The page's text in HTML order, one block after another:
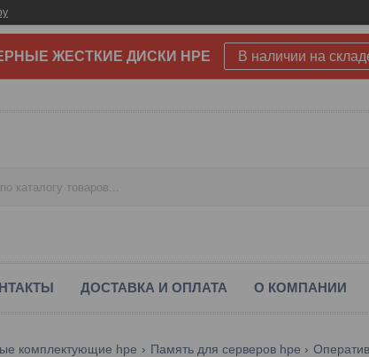
ЖЕСТКИЕ ДИСКИ HPE В наличии на
ДОСТАВКА И ОПЛАТА О КОМПАНИИ
комплектующие hpe Память для серверов hpe